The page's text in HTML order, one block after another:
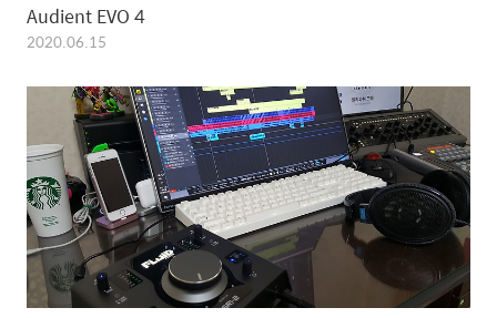
Audient EVO 4
2020.06.15